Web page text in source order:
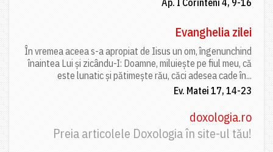
Ap. I Corinteni 4, 9-16
Evanghelia zilei
În vremea aceea s-a apropiat de Iisus un om, îngenunchind
înaintea Lui și zicându-I: Doamne, miluiește pe fiul meu, că
este lunatic și pătimește rău, căci adesea cade în...
Ev. Matei 17, 14-23
doxologia.ro
Preia articolele Doxologia în site-ul tău!